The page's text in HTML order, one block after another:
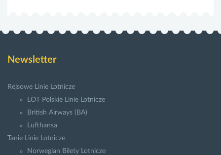
Newsletter
Rejsowe Linie Lotnicze
LOT Polskie Linie Lotnicze
British Airways (BA)
Lufthansa
Tanie Linie Lotnicze
Norwegian Bilety Lotnicze